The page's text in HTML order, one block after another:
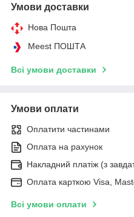
Умови доставки
Нова Пошта
Meest ПОШТА
Всі умови доставки
Умови оплати
Оплатити частинами
Оплата на рахунок
Накладний платіж (з
Оплата карткою Visa,
Всі умови оплати